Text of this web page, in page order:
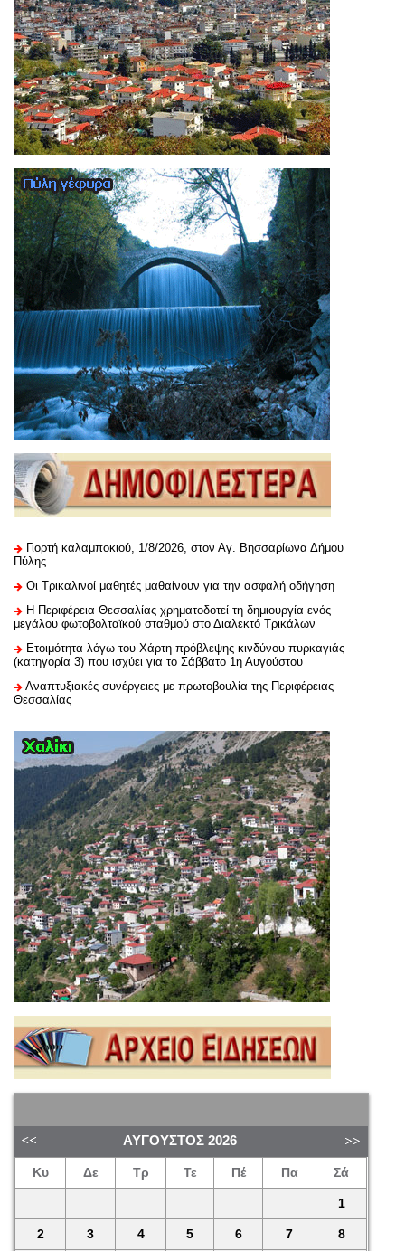
Γιορτή καλαμποκιού, 1/8/2026, στον Αγ. Βησσαρίωνα Δήμου
Πύλης
Οι Τρικαλινοί μαθητές μαθαίνουν για την ασφαλή οδήγηση
H Περιφέρεια Θεσσαλίας χρηματοδοτεί τη δημιουργία ενός
μεγάλου φωτοβολταϊκού σταθμού στο Διαλεκτό Τρικάλων
Ετοιμότητα λόγω του Χάρτη πρόβλεψης κινδύνου πυρκαγιάς
(κατηγορία 3) που ισχύει για το Σάββατο 1η Αυγούστου
Αναπτυξιακές συνέργειες με πρωτοβουλία της Περιφέρειας
Θεσσαλίας
ΑΎΓΟΥΣΤΟΣ 2026
Κυ Δε Τρ Τε Πέ Πα Σά
1
2 3 4 5 6 7 8